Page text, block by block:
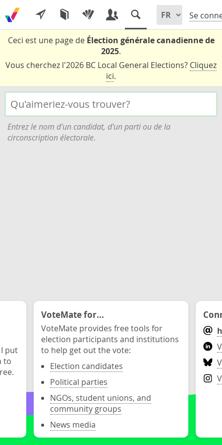
Se
Ceci est une page de Élection générale canadienne de
2025.
Vous cherchez l'2026 BC Local General Elections? Cliquez
ici.
Entrez le nom d'un candidat, d'un parti ou de la
circonscription électorale.
put
to
VoteMate for...
VoteMate provides free tools for
election participants and institutions
to help get out the vote:
Election candidates
Political parties
NGOs, student unions, and
community groups
News media